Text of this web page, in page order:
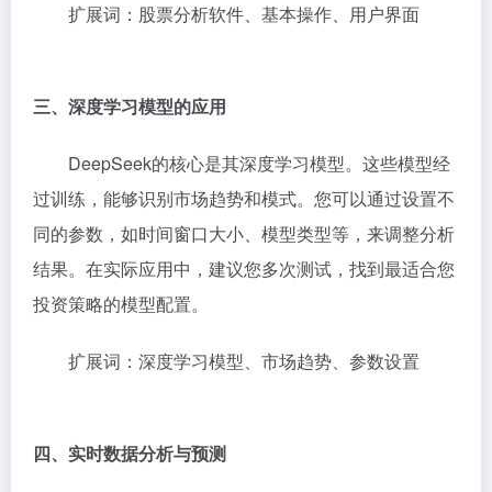
扩展词：股票分析软件、基本操作、用户界面
三、深度学习模型的应用
DeepSeek的核心是其深度学习模型。这些模型经
过训练，能够识别市场趋势和模式。您可以通过设置不
同的参数，如时间窗口大小、模型类型等，来调整分析
结果。在实际应用中，建议您多次测试，找到最适合您
投资策略的模型配置。
扩展词：深度学习模型、市场趋势、参数设置
四、实时数据分析与预测